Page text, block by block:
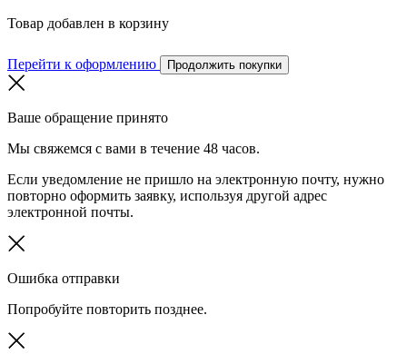
Товар добавлен в корзину
Перейти к оформлению Продолжить покупки
Ваше обращение принято
Мы свяжемся с вами в течение 48 часов.
Если уведомление не пришло на электронную почту, нужно
повторно оформить заявку, используя другой адрес
электронной почты.
Ошибка отправки
Попробуйте повторить позднее.